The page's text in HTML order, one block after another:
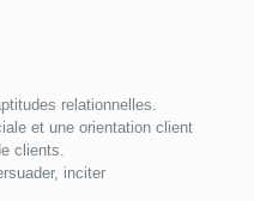
relationnelles.
et une orientation client
clients.
inciter